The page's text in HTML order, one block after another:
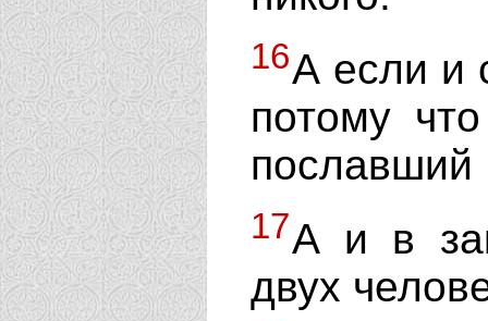
16А если и
потому
17А и в
двух